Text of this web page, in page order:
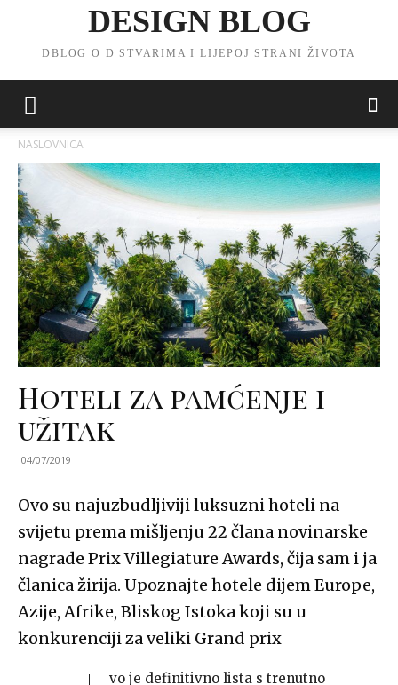
DESIGN BLOG
DBLOG O D STVARIMA I LIJEPOJ STRANI ŽIVOTA
NASLOVNICA
Hoteli za pamćenje i
užitak
04/07/2019
Ovo su najuzbudljiviji luksuzni hoteli na
svijetu prema mišljenju 22 člana novinarske
nagrade Prix Villegiature Awards, čija sam i ja
članica žirija. Upoznajte hotele dijem Europe,
Azije, Afrike, Bliskog Istoka koji su u
konkurenciji za veliki Grand prix
vo je definitivno lista s trenutno